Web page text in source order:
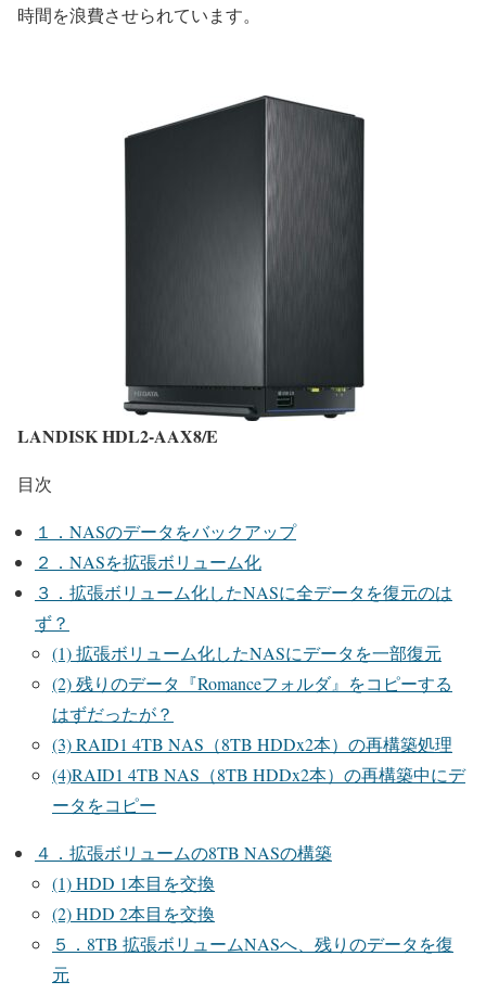
時間を浪費させられています。
LANDISK HDL2-AAX8/E
目次
１．NASのデータをバックアップ
２．NASを拡張ボリューム化
３．拡張ボリューム化したNASに全データを復元のは
ず？
(1) 拡張ボリューム化したNASにデータを一部復元
(2) 残りのデータ『Romanceフォルダ』をコピーする
はずだったが？
(3) RAID1 4TB NAS（8TB HDDx2本）の再構築処理
(4)RAID1 4TB NAS（8TB HDDx2本）の再構築中にデ
ータをコピー
４．拡張ボリュームの8TB NASの構築
(1) HDD 1本目を交換
(2) HDD 2本目を交換
５．8TB 拡張ボリュームNASへ、残りのデータを復
元